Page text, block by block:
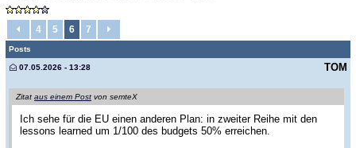
4 5 6 7
Posts
TOM
07.05.2026 - 13:28
Zitat aus einem Post von semteX
Ich sehe für die EU einen anderen Plan: in zweiter Reihe mit den
lessons learned um 1/100 des budgets 50% erreichen.